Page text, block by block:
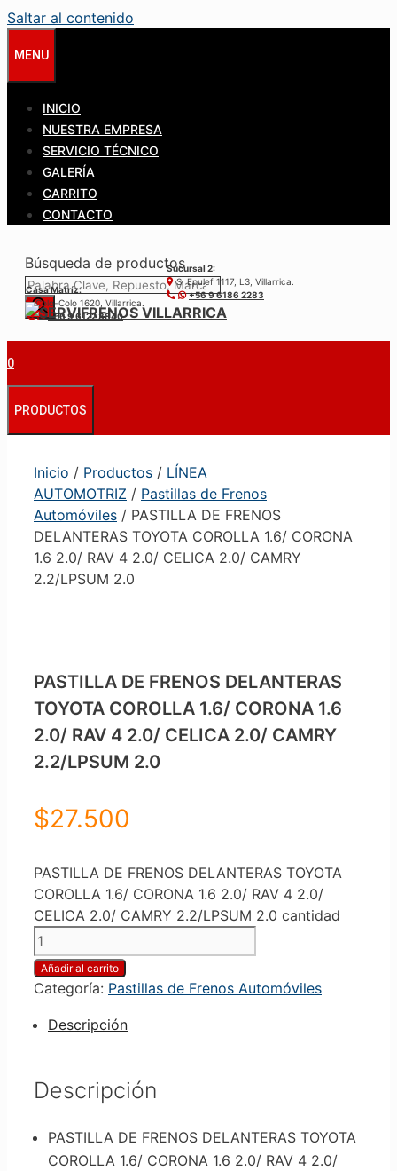
Saltar al contenido
MENU
INICIO
NUESTRA EMPRESA
SERVICIO TÉCNICO
GALERÍA
CARRITO
CONTACTO
Búsqueda de productos
Casa Matríz:
Colo-Colo 1620, Villarrica.
+56 9 6122 3840
Sucursal 2:
S. Epulef 1117, L3, Villarrica.
+56 9 6186 2283
0
PRODUCTOS
Inicio / Productos / LÍNEA
AUTOMOTRIZ / Pastillas de Frenos
Automóviles / PASTILLA DE FRENOS
DELANTERAS TOYOTA COROLLA 1.6/ CORONA
1.6 2.0/ RAV 4 2.0/ CELICA 2.0/ CAMRY
2.2/LPSUM 2.0
PASTILLA DE FRENOS DELANTERAS
TOYOTA COROLLA 1.6/ CORONA 1.6
2.0/ RAV 4 2.0/ CELICA 2.0/ CAMRY
2.2/LPSUM 2.0
$27.500
PASTILLA DE FRENOS DELANTERAS TOYOTA
COROLLA 1.6/ CORONA 1.6 2.0/ RAV 4 2.0/
CELICA 2.0/ CAMRY 2.2/LPSUM 2.0 cantidad
Añadir al carrito
Categoría: Pastillas de Frenos Automóviles
Descripción
Descripción
PASTILLA DE FRENOS DELANTERAS TOYOTA
COROLLA 1.6/ CORONA 1.6 2.0/ RAV 4 2.0/